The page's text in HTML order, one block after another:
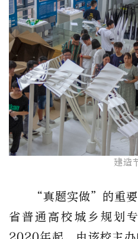
建造
“真题实做”的重
省普通高校城乡规划